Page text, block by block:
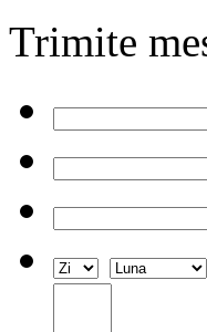
Trimite